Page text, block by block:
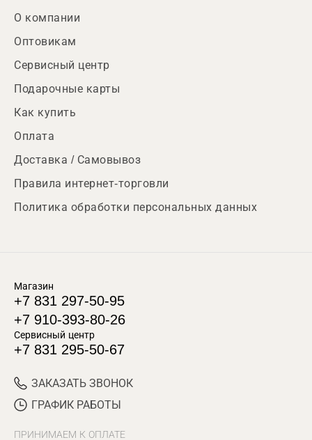
О компании
Оптовикам
Сервисный центр
Подарочные карты
Как купить
Оплата
Доставка / Самовывоз
Правила интернет-торговли
Политика обработки персональных данных
Магазин
+7 831 297-50-95
+7 910-393-80-26
Сервисный центр
+7 831 295-50-67
ЗАКАЗАТЬ ЗВОНОК
ГРАФИК РАБОТЫ
ПРИНИМАЕМ К ОПЛАТЕ